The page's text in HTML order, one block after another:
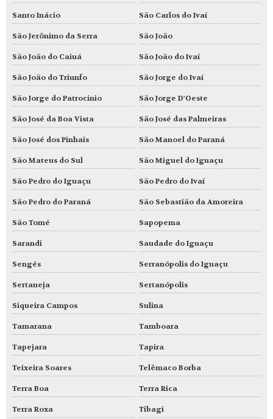
Santo Inácio São Carlos do Ivaí
São Jerônimo da Serra São João
São João do Caiuá São João do Ivaí
São João do Triunfo São Jorge do Ivaí
São Jorge do Patrocínio São Jorge D'Oeste
São José da Boa Vista São José das Palmeiras
São José dos Pinhais São Manoel do Paraná
São Mateus do Sul São Miguel do Iguaçu
São Pedro do Iguaçu São Pedro do Ivaí
São Pedro do Paraná São Sebastião da Amoreira
São Tomé Sapopema
Sarandi Saudade do Iguaçu
Sengés Serranópolis do Iguaçu
Sertaneja Sertanópolis
Siqueira Campos Sulina
Tamarana Tamboara
Tapejara Tapira
Teixeira Soares Telêmaco Borba
Terra Boa Terra Rica
Terra Roxa Tibagi